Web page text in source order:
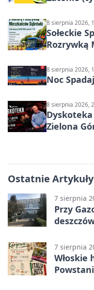
8 sierpnia 2026,
Sołeckie
Rozrywką
8 sierpnia 2026,
Noc
8 sierpnia 2026,
Dyskoteka
Zielona
Ostatnie Artykuły
7 sierpnia
Przy
7 sierpnia
Włoskie